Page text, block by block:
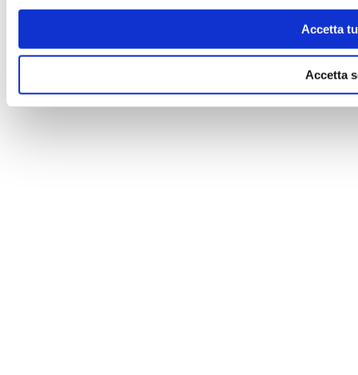
Accetta
Accetta